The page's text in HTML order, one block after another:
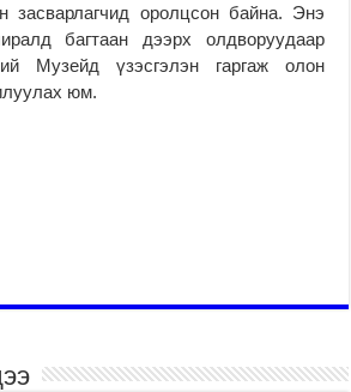
засварлагчид оролцсон байна. Энэ
багтаан дээрх олдворуудаар
Музейд үзэсгэлэн гаргаж олон
юм.